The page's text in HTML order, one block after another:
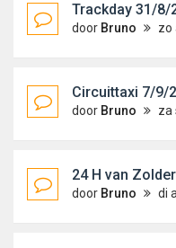
Trackday 31/8/
door Bruno zo aug
Circuittaxi 7/9/
door Bruno za sep
24 H van
door Bruno di aug